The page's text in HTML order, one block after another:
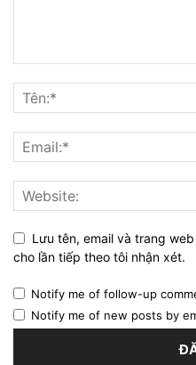
Lưu tên, email và trang
cho lần tiếp theo tôi nhận xét.
Notify me of follow-up
Notify me of new posts by